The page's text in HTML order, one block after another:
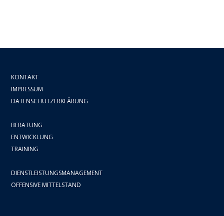
KONTAKT
IMPRESSUM
DATENSCHUTZERKLÄRUNG
BERATUNG
ENTWICKLUNG
TRAINING
DIENSTLEISTUNGSMANAGEMENT
OFFENSIVE MITTELSTAND